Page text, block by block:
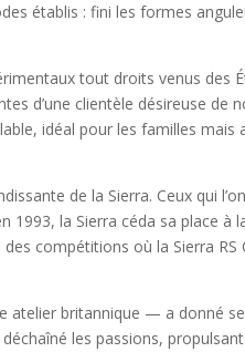
établis : fini les formes
tout droits venus des
d’une clientèle désireuse de
idéal pour les familles mais
de la Sierra. Ceux qui
la Sierra céda sa place à
compétitions où la Sierra RS
atelier britannique — a donné
les passions,